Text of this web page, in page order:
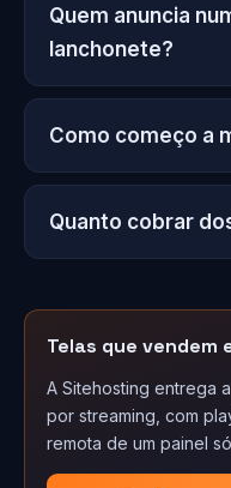
Quem anuncia
lanchonete?
Como começo a
Quanto cobrar
Telas que vendem
A Sitehosting entrega
por streaming, com
remota de um painel